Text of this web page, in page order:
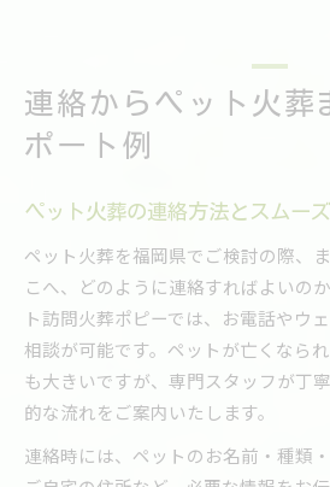
連絡からペット火葬
ポート例
ペット火葬の連絡方法とスムー
ペット火葬を福岡県でご検討の際、
こへ、どのように連絡すればよいの
ト訪問火葬ポピーでは、お電話やウ
相談が可能です。ペットが亡くなら
も大きいですが、専門スタッフが丁
的な流れをご案内いたします。
連絡時には、ペットのお名前・種類